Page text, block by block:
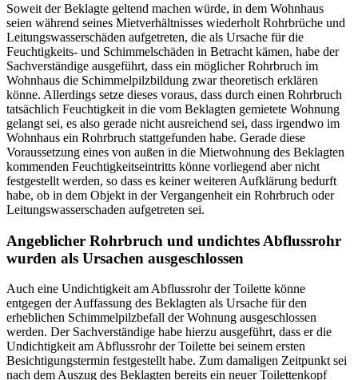
Soweit der Beklagte geltend machen würde, in dem Wohnhaus
seien während seines Mietverhältnisses wiederholt Rohrbrüche und
Leitungswasserschäden aufgetreten, die als Ursache für die
Feuchtigkeits- und Schimmelschäden in Betracht kämen, habe der
Sachverständige ausgeführt, dass ein möglicher Rohrbruch im
Wohnhaus die Schimmelpilzbildung zwar theoretisch erklären
könne. Allerdings setze dieses voraus, dass durch einen Rohrbruch
tatsächlich Feuchtigkeit in die vom Beklagten gemietete Wohnung
gelangt sei, es also gerade nicht ausreichend sei, dass irgendwo im
Wohnhaus ein Rohrbruch stattgefunden habe. Gerade diese
Voraussetzung eines von außen in die Mietwohnung des Beklagten
kommenden Feuchtigkeitseintritts könne vorliegend aber nicht
festgestellt werden, so dass es keiner weiteren Aufklärung bedurft
habe, ob in dem Objekt in der Vergangenheit ein Rohrbruch oder
Leitungswasserschaden aufgetreten sei.
Angeblicher Rohrbruch und undichtes Abflussrohr
wurden als Ursachen ausgeschlossen
Auch eine Undichtigkeit am Abflussrohr der Toilette könne
entgegen der Auffassung des Beklagten als Ursache für den
erheblichen Schimmelpilzbefall der Wohnung ausgeschlossen
werden. Der Sachverständige habe hierzu ausgeführt, dass er die
Undichtigkeit am Abflussrohr der Toilette bei seinem ersten
Besichtigungstermin festgestellt habe. Zum damaligen Zeitpunkt sei
nach dem Auszug des Beklagten bereits ein neuer Toilettenkopf